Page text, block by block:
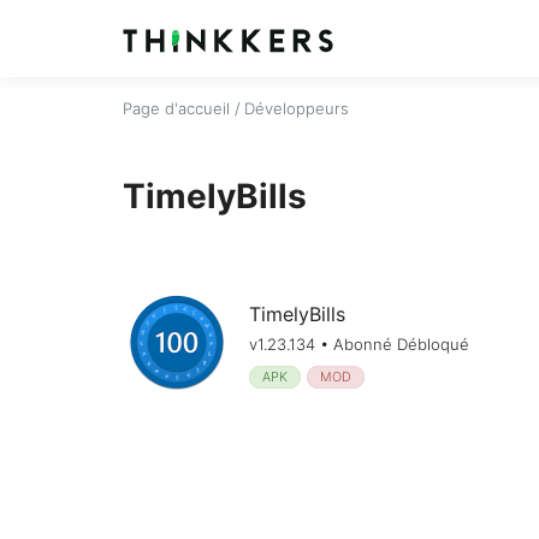
Page d'accueil / Développeurs
TimelyBills
TimelyBills
v1.23.134 • Abonné Débloqué
APK MOD